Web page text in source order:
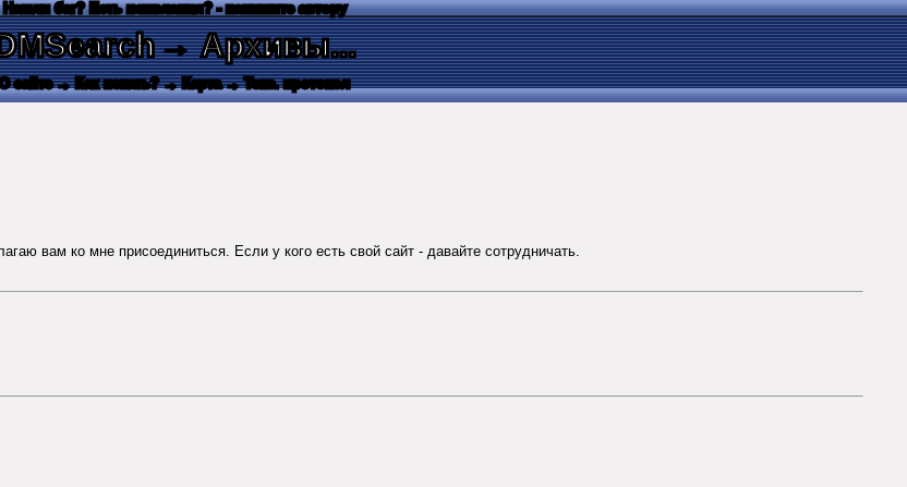
Нашли баг? Есть пожелания? - напишите автору
→ Архивы...
О сайте → Как искать? → Карта → Текс. протокол
вам ко мне присоединиться. Если у кого есть свой сайт - давайте сотрудничать.